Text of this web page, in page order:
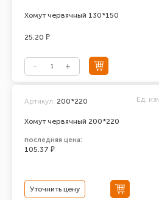
Хомут червячный 130*150
25.20 ₽
Хомут червячный 200*220
Артикул: 200*220 Ед.
последняя цена:
105.37 ₽
Уточнить цену